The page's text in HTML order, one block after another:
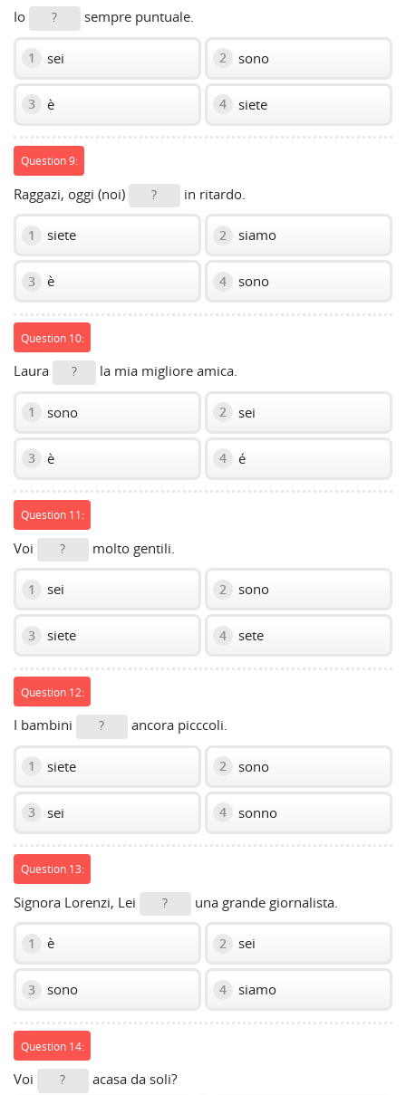
Io ? sempre puntuale.
1 sei 2 sono
3 è 4 siete
Question 9:
Raggazi, oggi (noi) ? in ritardo.
1 siete 2 siamo
3 è 4 sono
Question 10:
Laura ? la mia migliore amica.
1 sono 2 sei
3 è 4 é
Question 11:
Voi ? molto gentili.
1 sei 2 sono
3 siete 4 sete
Question 12:
I bambini ? ancora picccoli.
1 siete 2 sono
3 sei 4 sonno
Question 13:
Signora Lorenzi, Lei ? una grande giornalista.
1 è 2 sei
3 sono 4 siamo
Question 14:
Voi ? acasa da soli?